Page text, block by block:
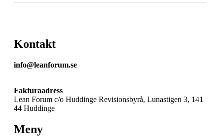
Kontakt
info@leanforum.se
Fakturaadress
Lean Forum c/o Huddinge Revisionsbyrå, Lunastigen 3, 141
44 Huddinge
Meny